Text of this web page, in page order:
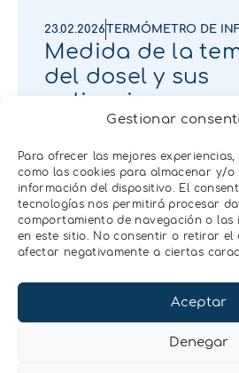
Gestionar
Para ofrecer las mejores
como las cookies para almacenar y/o
información del dispositivo. El
tecnologías nos permitirá procesar
comportamiento de navegación o las
en este sitio. No consentir o retirar el
afectar negativamente a ciertas
Aceptar
Denegar
23.02.2026 TERMÓMETRO DE
Medida de la
del dosel y sus
aplicaciones